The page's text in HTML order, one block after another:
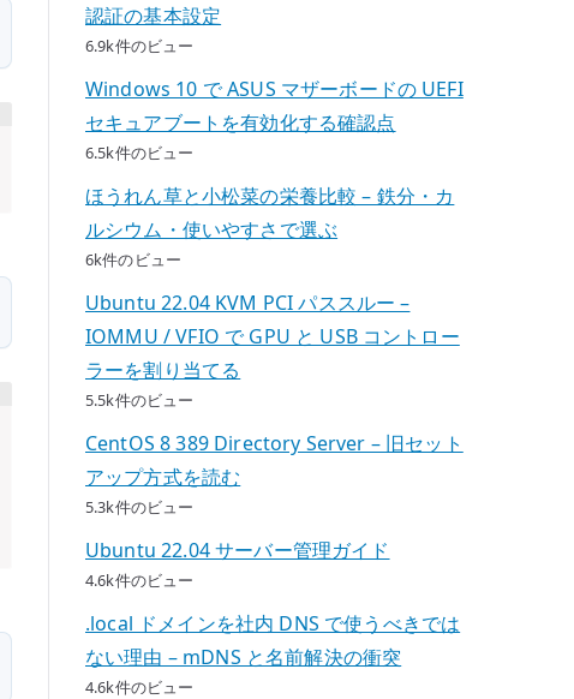
認証の基本設定
6.9k件のビュー
Windows 10 で ASUS マザーボードの UEFI
セキュアブートを有効化する確認点
6.5k件のビュー
ほうれん草と小松菜の栄養比較 – 鉄分・カ
ルシウム・使いやすさで選ぶ
6k件のビュー
Ubuntu 22.04 KVM PCI パススルー –
IOMMU / VFIO で GPU と USB コントロー
ラーを割り当てる
5.5k件のビュー
CentOS 8 389 Directory Server – 旧セット
アップ方式を読む
5.3k件のビュー
Ubuntu 22.04 サーバー管理ガイド
4.6k件のビュー
.local ドメインを社内 DNS で使うべきでは
ない理由 – mDNS と名前解決の衝突
4.6k件のビュー